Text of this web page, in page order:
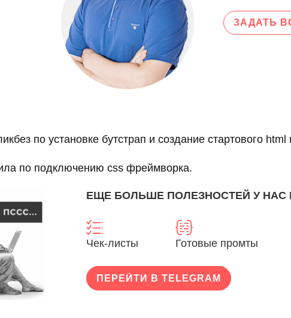
по установке бутстрап и создание стартового
по подключению css фреймворка.
ЕЩЕ БОЛЬШЕ ПОЛЕЗНОСТЕЙ У НАС В
Чек-листы Готовые промты
ПЕРЕЙТИ В TELEGRAM
ЗАДАТЬ